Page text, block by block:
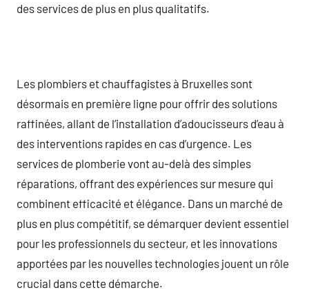
des services de plus en plus qualitatifs.
Les plombiers et chauffagistes à Bruxelles sont
désormais en première ligne pour offrir des solutions
raffinées, allant de l’installation d’adoucisseurs d’eau à
des interventions rapides en cas d’urgence. Les
services de plomberie vont au-delà des simples
réparations, offrant des expériences sur mesure qui
combinent efficacité et élégance. Dans un marché de
plus en plus compétitif, se démarquer devient essentiel
pour les professionnels du secteur, et les innovations
apportées par les nouvelles technologies jouent un rôle
crucial dans cette démarche.